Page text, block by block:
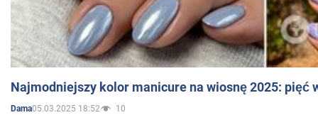
Najmodniejszy kolor manicure na wiosnę 2025: pięć
Dama05.03.2025 18:52 10